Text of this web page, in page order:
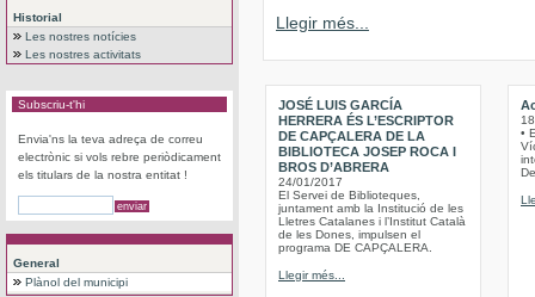
Historial
Les nostres notícies
Les nostres activitats
Subscriu-t'hi
Envia'ns la teva adreça de correu
electrònic si vols rebre periòdicament
els titulars de la nostra entitat !
General
Plànol del municipi
Llegir més...
JOSÉ LUIS GARCÍA
HERRERA ÉS L’ESCRIPTOR
DE CAPÇALERA DE LA
BIBLIOTECA JOSEP ROCA I
BROS D’ABRERA
24/01/2017
El Servei de Biblioteques,
juntament amb la Institució de les
Lletres Catalanes i l’Institut Català
de les Dones, impulsen el
programa DE CAPÇALERA.
Llegir més...
•